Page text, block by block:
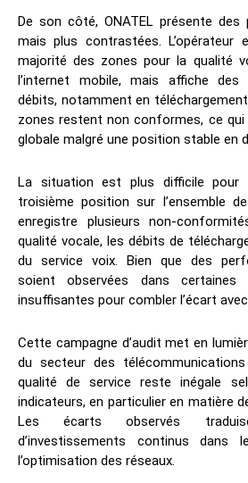
De son côté, ONATEL présente des
mais plus contrastées.
majorité des zones pour la qualité
l’internet mobile, mais affiche
débits, notamment en
zones restent non conformes, ce
globale malgré une position stable en
La situation est plus difficile pour
troisième position sur l’ensemble
enregistre plusieurs non-
qualité vocale, les débits de
du service voix. Bien que des
soient observées dans certaines
insuffisantes pour combler l’écart
Cette campagne d’audit met en
du secteur des
qualité de service reste inégale
indicateurs, en particulier en matière
Les écarts observés
d’investissements continus dans
l’optimisation des réseaux.